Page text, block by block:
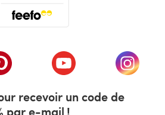
nouvel onglet)
(s'ouvre dans un nouvel onglet)
(s'ouvre dans un(s'ouvre
recevoir un code de
par e-mail !